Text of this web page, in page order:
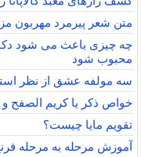
متن شعر پیرمرد مهربون
چه چیزی باعث می شود
محبوب شود
سه مولفه عشق از نظر
خواص ذکر یا کریم الصفح و
تقویم مایا چیست؟
آموزش مرحله به مرحله